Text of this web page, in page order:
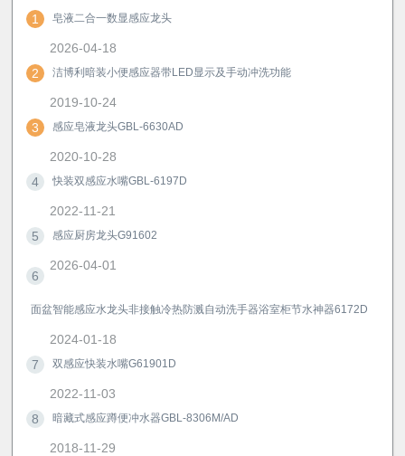
1 皂液二合一数显感应龙头
2026-04-18
2
洁博利暗装小便感应器带LED显示及手动冲洗功能
2019-10-24
3
感应皂液龙头GBL-6630AD
2020-10-28
4
快装双感应水嘴GBL-6197D
2022-11-21
5
感应厨房龙头G91602
2026-04-01
6
面盆智能感应水龙头非接触冷热防溅自动洗手器浴室柜节水神器6172D
2024-01-18
7
双感应快装水嘴G61901D
2022-11-03
8
暗藏式感应蹲便冲水器GBL-8306M/AD
2018-11-29